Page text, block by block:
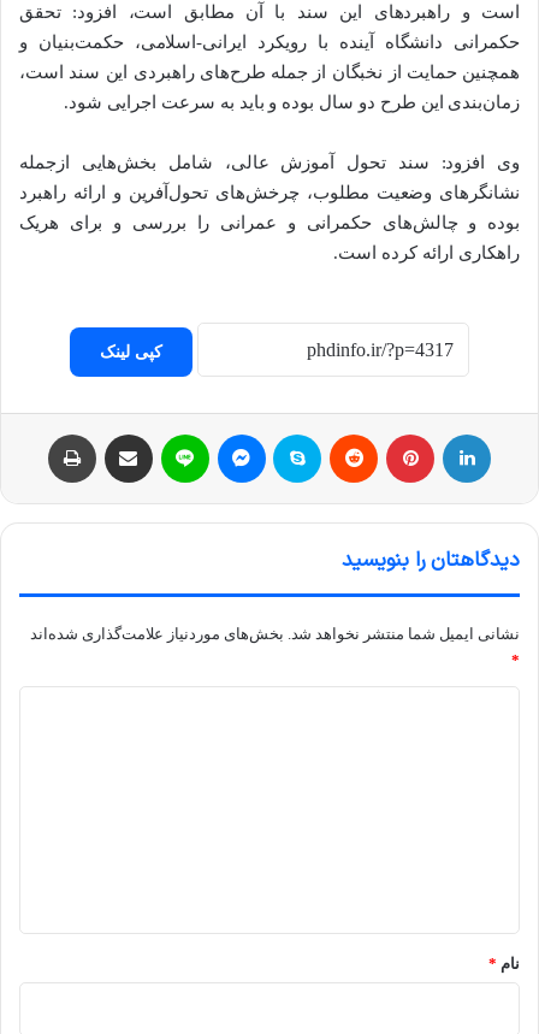
است و راهبردهای این سند با آن مطابق است، افزود: تحقق
حکمرانی دانشگاه آینده با رویکرد ایرانی-اسلامی، حکمت‌بنیان و
همچنین حمایت از نخبگان از جمله طرح‌های راهبردی این سند است،
زمان‌بندی این طرح دو سال بوده و باید به سرعت اجرایی شود.
وی افزود: سند تحول آموزش عالی، شامل بخش‌هایی ازجمله
نشانگرهای وضعیت مطلوب، چرخش‌های تحول‌آفرین و ارائه راهبرد
بوده و چالش‌های حکمرانی و عمرانی را بررسی و برای هریک
راهکاری ارائه کرده است.
کپی لینک
دیدگاهتان را بنویسید
نشانی ایمیل شما منتشر نخواهد شد. بخش‌های موردنیاز علامت‌گذاری شده‌اند
*
نام *